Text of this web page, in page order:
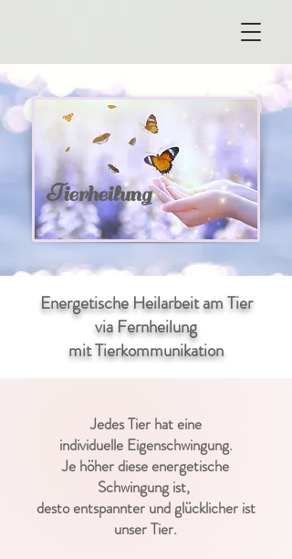
Tierheilung
Energetische Heilarbeit am Tier
via Fernheilung
mit Tierkommunikation
Jedes Tier hat eine
individuelle Eigenschwingung.
Je höher diese energetische
Schwingung ist,
desto entspannter und glücklicher ist
unser Tier.